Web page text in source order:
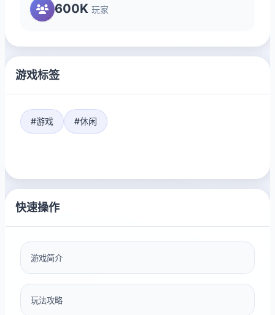
600K 玩家
游戏标签
#游戏 #休闲
快速操作
游戏简介
玩法攻略